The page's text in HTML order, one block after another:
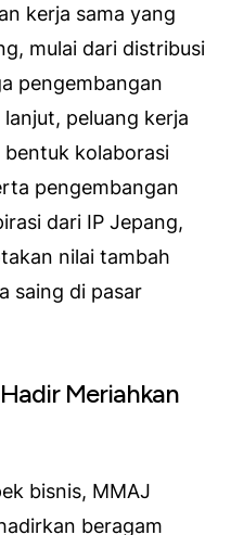
kerja sama yang
mulai dari distribusi
pengembangan
peluang kerja
bentuk kolaborasi
pengembangan
dari IP Jepang,
nilai tambah
saing di pasar
Meriahkan
bisnis, MMAJ
beragam